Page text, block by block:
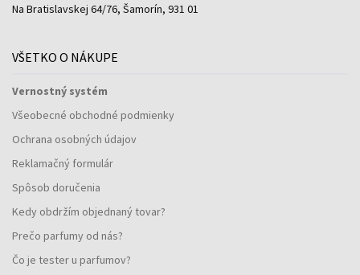
Na Bratislavskej 64/76, Šamorín, 931 01
VŠETKO O NÁKUPE
Vernostný systém
Všeobecné obchodné podmienky
Ochrana osobných údajov
Reklamačný formulár
Spôsob doručenia
Kedy obdržím objednaný tovar?
Prečo parfumy od nás?
Čo je tester u parfumov?